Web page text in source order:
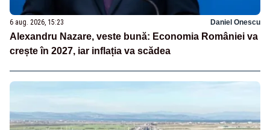
6 aug. 2026, 15:23 Daniel Onescu
Alexandru Nazare, veste bună: Economia României va
crește în 2027, iar inflația va scădea